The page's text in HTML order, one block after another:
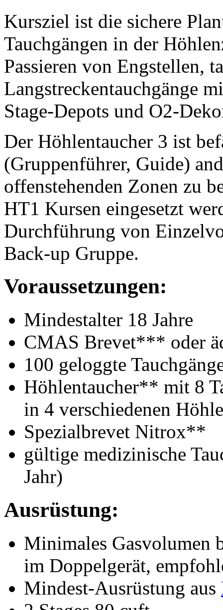
Kursziel ist die sichere
Tauchgängen in der
Passieren von Engstellen,
Langstreckentauchgänge
Stage-Depots und O2-
Der Höhlentaucher 3 ist
(Gruppenführer, Guide)
offenstehenden Zonen zu
HT1 Kursen eingesetzt
Durchführung von
Back-up Gruppe.
Voraussetzungen:
Mindestalter 18 Jahre
CMAS Brevet*** oder
100 geloggte
Höhlentaucher** mit 8
in 4 verschiedenen
Spezialbrevet Nitrox**
gültige medizinische
Jahr)
Ausrüstung:
Minimales Gasvolumen
im Doppelgerät,
Mindest-Ausrüstung aus